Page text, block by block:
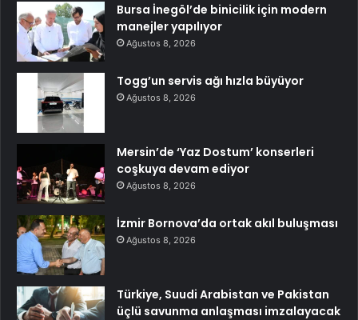
Bursa İnegöl’de binicilik için modern
manejler yapılıyor
Ağustos 8, 2026
Togg’un servis ağı hızla büyüyor
Ağustos 8, 2026
Mersin’de ‘Yaz Dostum’ konserleri
coşkuya devam ediyor
Ağustos 8, 2026
İzmir Bornova’da ortak akıl buluşması
Ağustos 8, 2026
Türkiye, Suudi Arabistan ve Pakistan
üçlü savunma anlaşması imzalayacak